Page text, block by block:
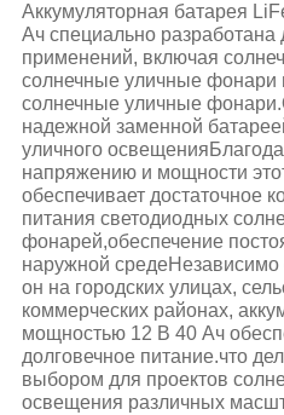
Аккумуляторная батарея
Ач специально разработана
применений, включая
солнечные уличные фонари
солнечные уличные
надежной заменной
уличного
напряжению и мощности
обеспечивает достаточное
питания светодиодных
фонарей,обеспечение
наружной средеНезависимо
он на городских улицах,
коммерческих районах,
мощностью 12 В 40 Ач
долговечное питание.что
выбором для проектов
освещения различных